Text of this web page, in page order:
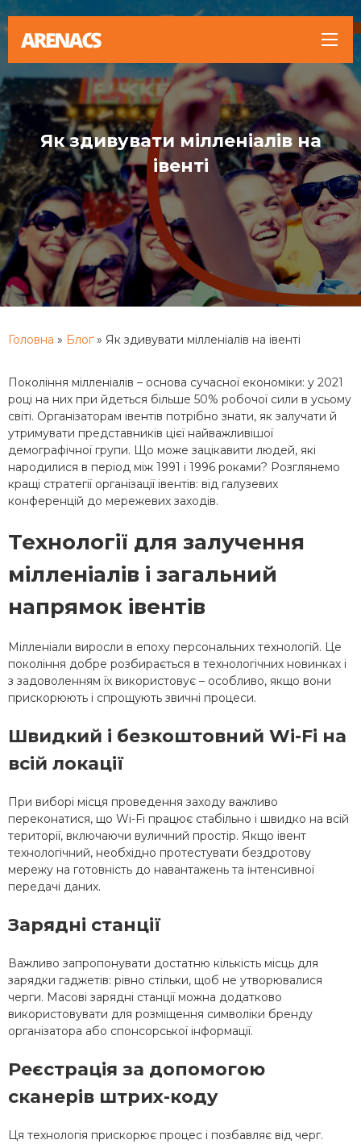
Як здивувати мілленіалів на
івенті
Головна » Блоґ » Як здивувати мілленіалів на івенті
Покоління мілленіалів – основа сучасної економіки: у 2021
році на них при йдеться більше 50% робочої сили в усьому
світі. Організаторам івентів потрібно знати, як залучати й
утримувати представників цієї найважливішої
демографічної групи. Що може зацікавити людей, які
народилися в період між 1991 і 1996 роками? Розглянемо
кращі стратегії організації івентів: від галузевих
конференцій до мережевих заходів.
Технології для залучення
мілленіалів і загальний
напрямок івентів
Мілленіали виросли в епоху персональних технологій. Це
покоління добре розбирається в технологічних новинках і
з задоволенням їх використовує – особливо, якщо вони
прискорюють і спрощують звичні процеси.
Швидкий і безкоштовний Wi-Fi на
всій локації
При виборі місця проведення заходу важливо
переконатися, що Wi-Fi працює стабільно і швидко на всій
території, включаючи вуличний простір. Якщо івент
технологічний, необхідно протестувати бездротову
мережу на готовність до навантажень та інтенсивної
передачі даних.
Зарядні станції
Важливо запропонувати достатню кількість місць для
зарядки гаджетів: рівно стільки, щоб не утворювалися
черги. Масові зарядні станції можна додатково
використовувати для розміщення символіки бренду
організатора або спонсорської інформації.
Реєстрація за допомогою
сканерів штрих-коду
Ця технологія прискорює процес і позбавляє від черг.